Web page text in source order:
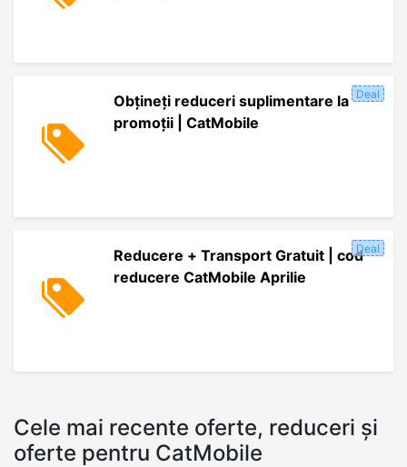
Deal
Obțineți reduceri suplimentare la
promoții | CatMobile
Deal
Reducere + Transport Gratuit | cod
reducere CatMobile Aprilie
Cele mai recente oferte, reduceri și
oferte pentru CatMobile